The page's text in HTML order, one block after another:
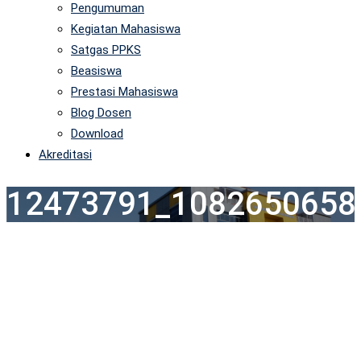
Pengumuman
Kegiatan Mahasiswa
Satgas PPKS
Beasiswa
Prestasi Mahasiswa
Blog Dosen
Download
Akreditasi